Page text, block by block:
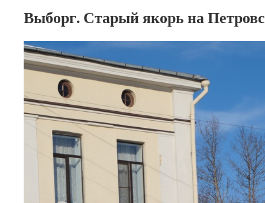
Выборг. Старый якорь на